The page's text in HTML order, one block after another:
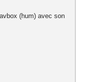
(hum) avec son